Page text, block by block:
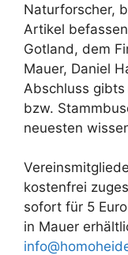
Naturforscher,
Artikel
Gotland, dem
Mauer, Daniel
Abschluss
bzw.
neuesten
kostenfrei
sofort für 5
in Mauer